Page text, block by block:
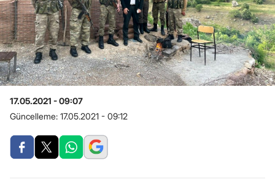
17.05.2021 - 09:07
Güncelleme: 17.05.2021 - 09:12